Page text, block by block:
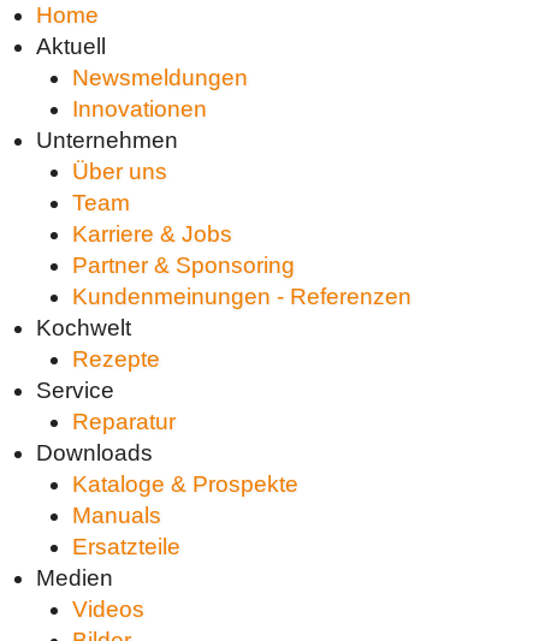
Home
Aktuell
Newsmeldungen
Innovationen
Unternehmen
Über uns
Team
Karriere & Jobs
Partner & Sponsoring
Kundenmeinungen - Referenzen
Kochwelt
Rezepte
Service
Reparatur
Downloads
Kataloge & Prospekte
Manuals
Ersatzteile
Medien
Videos